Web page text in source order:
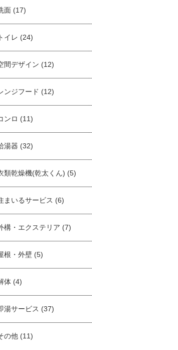
面 (17)
トイレ (24)
間デザイン (12)
ンジフード (12)
ンロ (11)
湯器 (32)
類乾燥機(乾太くん) (5)
まいるサービス (6)
構・エクステリア (7)
根・外壁 (5)
体 (4)
湯サービス (37)
の他 (11)